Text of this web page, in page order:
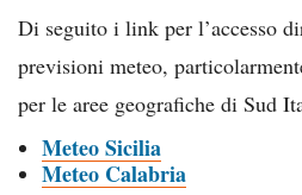
Di seguito i link per l’accesso
previsioni meteo,
per le aree geografiche di Sud
Meteo Sicilia
Meteo Calabria